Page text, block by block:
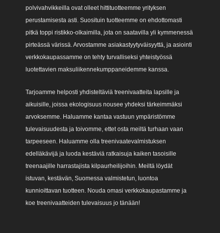
polvivahvikkeilla ovat olleet hittituotteemme yrityksen
perustamisesta asti. Suosituin tuotteemme on ehdottomasti
pitkä toppi ristikko-olkaimilla, jota on saatavilla yli kymmenessä
pirteässä värissä. Arvostamme asiakastyytyväisyyttä, ja asiointi
verkkokaupassamme on tehty turvalliseksi yhteistyössä
luotettavien maksuliikennekumppaneidemme kanssa.
Tarjoamme helposti yhdisteltäviä treenivaatteita lapsille ja
aikuisille, joissa ekologisuus nousee yhdeksi tärkeimmäksi
arvoksemme. Haluamme kantaa vastuun ympäristömme
tulevaisuudesta ja toivomme, ettet osta meiltä turhaan vaan
tarpeeseen. Haluamme olla treenivaatevalmistuksen
edelläkävijä ja luoda kestäviä ratkaisuja kaiken tasoisille
treenaajille harrastajista kilpaurheilijoihin. Meiltä löydät
istuvan, kestävän, Suomessa valmistetun, luontoa
kunnioittavan tuotteen. Nouda omasi verkkokaupastamme ja
koe treenivaatteiden tulevaisuus jo tänään!